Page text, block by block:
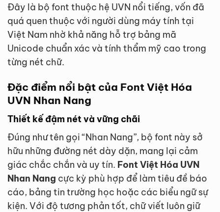
Đây là bộ font thuộc hệ UVN nổi tiếng, vốn đã
quá quen thuộc với người dùng máy tính tại
Việt Nam nhờ khả năng hỗ trợ bảng mã
Unicode chuẩn xác và tính thẩm mỹ cao trong
từng nét chữ.
Đặc điểm nổi bật của Font Việt Hóa
UVN Nhan Nang
Thiết kế đậm nét và vững chãi
Đúng như tên gọi “Nhan Nang”, bộ font này sở
hữu những đường nét dày dặn, mang lại cảm
giác chắc chắn và uy tín. Font Việt Hóa UVN
Nhan Nang cực kỳ phù hợp để làm tiêu đề báo
cáo, bảng tin trường học hoặc các biểu ngữ sự
kiện. Với độ tương phản tốt, chữ viết luôn giữ